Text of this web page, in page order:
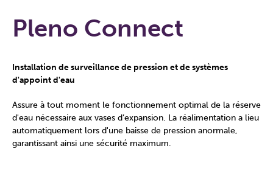
Pleno Connect
Installation de surveillance de pression et de systèmes
d'appoint d'eau
Assure à tout moment le fonctionnement optimal de la réserve
d'eau nécessaire aux vases d’expansion. La réalimentation a lieu
automatiquement lors d'une baisse de pression anormale,
garantissant ainsi une sécurité maximum.